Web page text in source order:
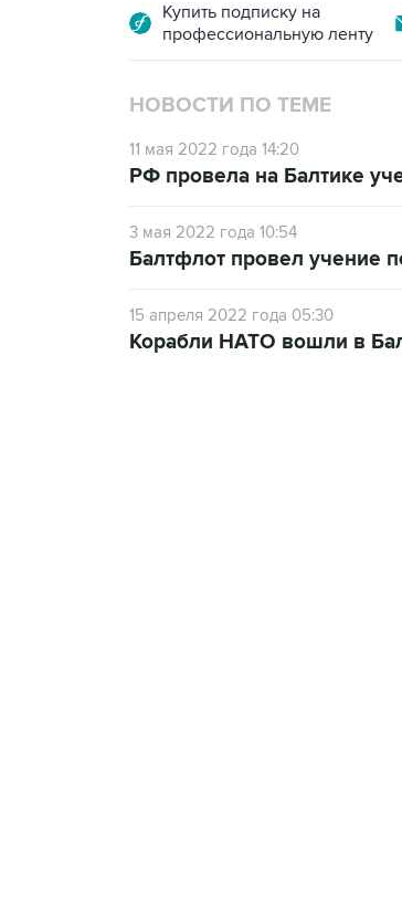
Купить подписку на
профессиональную ленту
НОВОСТИ ПО ТЕМЕ
11 мая 2022 года 14:20
РФ провела на Балтике
3 мая 2022 года 10:54
Балтфлот провел учение
15 апреля 2022 года 05:30
Корабли НАТО вошли в